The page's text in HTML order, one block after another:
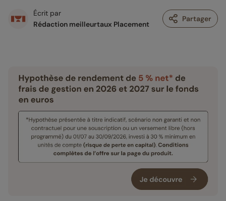
Écrit par
Rédaction meilleurtaux Placement
Partager